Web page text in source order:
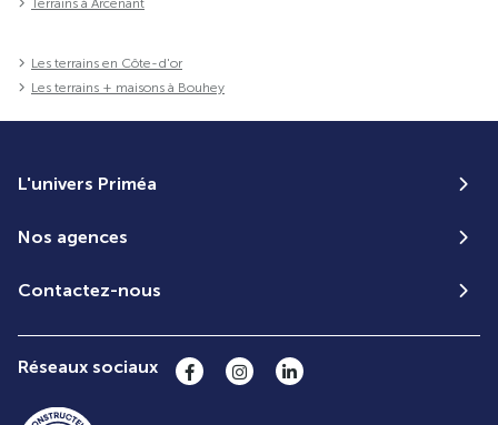
Terrains à Arcenant
Les terrains en Côte-d'or
Les terrains + maisons à Bouhey
L'univers Priméa
Nos agences
Contactez-nous
Réseaux sociaux